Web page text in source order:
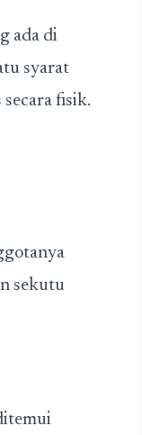
ada di
syarat
fisik.
sekutu